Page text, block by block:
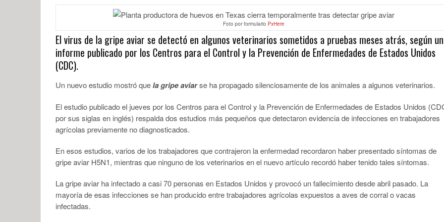
Foto por formulario PxHere
El virus de la gripe aviar se detectó en algunos veterinarios sometidos a pruebas meses atrás, según un
informe publicado por los Centros para el Control y la Prevención de Enfermedades de Estados Unidos
(CDC).
Un nuevo estudio mostró quela gripe aviarse ha propagado silenciosamente de los animales a algunos veterinarios.
El estudio publicado el jueves por los Centros para el Control y la Prevención de Enfermedades de Estados Unidos
por sus siglas en inglés) respalda dos estudios más pequeños que detectaron evidencia de infecciones en trabajadores
agrícolas previamente no diagnosticados.
En esos estudios, varios de los trabajadores que contrajeron la enfermedad recordaron haber presentado síntomas de
gripe aviar H5N1, mientras que ninguno de los veterinarios en el nuevo artículo recordó haber tenido tales síntomas.
La gripe aviar ha infectado a casi 70 personas en Estados Unidos y provocó un fallecimiento desde abril pasado. La
mayoría de esas infecciones se han producido entre trabajadores agrícolas expuestos a aves de corral o vacas
infectadas.